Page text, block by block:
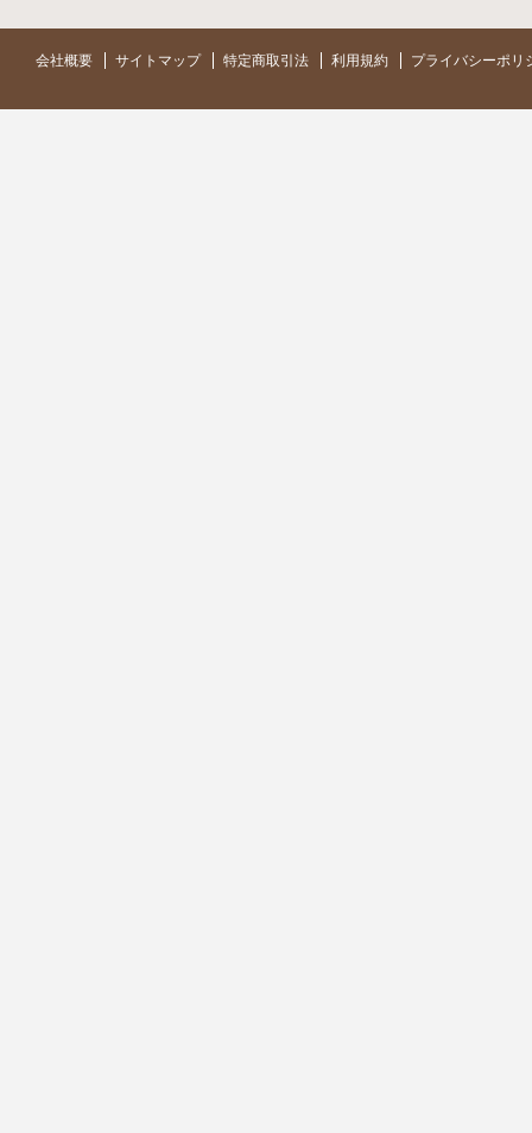
会社概要 サイトマップ 特定商取引法 利用規約 プライバシーポリ